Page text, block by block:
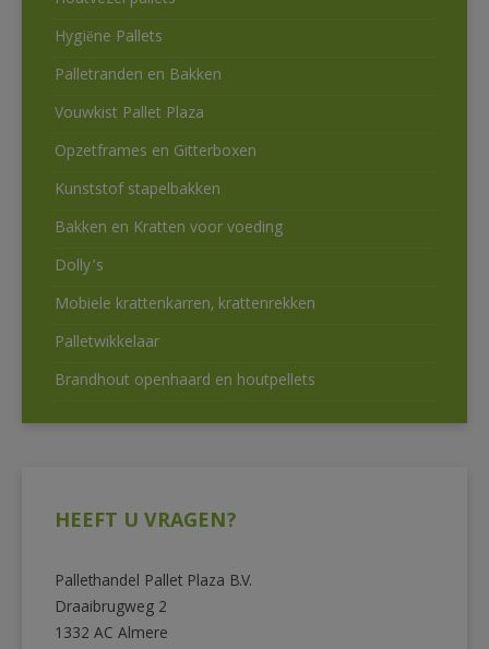
Hygiëne Pallets
Palletranden en Bakken
Vouwkist Pallet Plaza
Opzetframes en Gitterboxen
Kunststof stapelbakken
Bakken en Kratten voor voeding
Dolly’s
Mobiele krattenkarren, krattenrekken
Palletwikkelaar
Brandhout openhaard en houtpellets
HEEFT U VRAGEN?
Pallethandel Pallet Plaza B.V.
Draaibrugweg 2
1332 AC Almere